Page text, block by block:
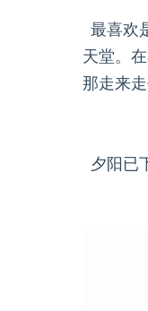
最喜欢
天堂。
那走来
夕阳已